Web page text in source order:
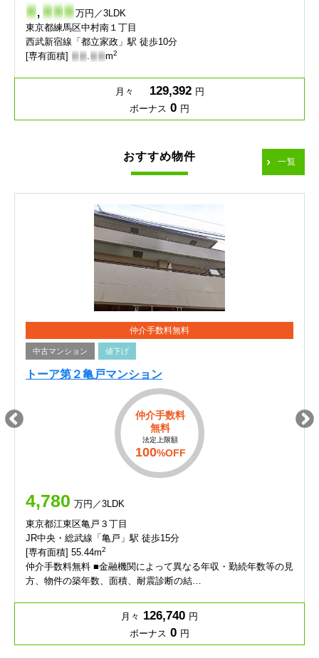
- ,- - - 万円／3LDK
東京都練馬区中村南１丁目
西武新宿線「都立家政」駅 徒歩10分
[専有面積] - - .- - m2
月々 129,392 円
ボーナス 0 円
おすすめ物件 一覧
仲介手数料無料
中古マンション 値下げ
トーア第２亀戸マンション
仲介手数料
無料
法定上限額
100%OFF
4,780 万円／3LDK
東京都江東区亀戸３丁目
JR中央・総武線「亀戸」駅 徒歩15分
[専有面積] 55.44m2
仲介手数料無料 ■金融機関によって異なる年収・勤続年数等の見
方、物件の築年数、面積、耐震診断の結…
月々 126,740 円
ボーナス 0 円